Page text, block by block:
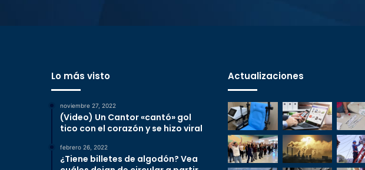
Lo más visto
noviembre 27, 2022
(Video) Un Cantor «cantó» gol
tico con el corazón y se hizo viral
febrero 26, 2022
¿Tiene billetes de algodón? Vea
Actualizaciones